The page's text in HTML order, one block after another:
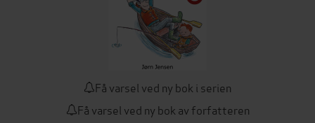
Få varsel ved ny bok i serien
Få varsel ved ny bok av forfatteren